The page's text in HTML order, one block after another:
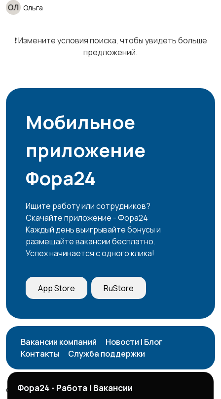
Работа вахтой30
Рестораны и
общепит
Служба по контракту
Спорт и красота
Страхование
Строительство и
ремонт
недвижимостью
Управление
Удаленная работа18
Ольга
❗️ Измените условия поиска, чтобы увидеть больше
предложений.
Мобильное
приложение
Фора24
Ищите работу или сотрудников?
Скачайте приложение - Фора24
Каждый день выигрывайте бонусы и
размещайте вакансии бесплатно.
Успех начинается с одного клика!
App Store RuStore
Вакансии компаний
Новости | Блог
Контакты
Служба поддержки
© 2026 Фора24 | Вакансии
Фора24 - Работа | Вакансии